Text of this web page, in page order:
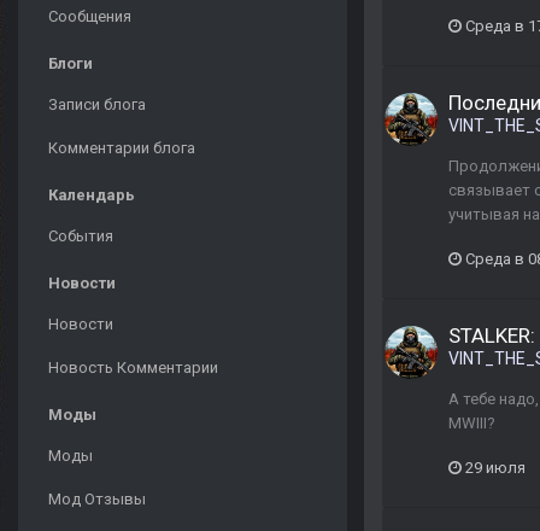
Сообщения
Блоги
Записи блога
Комментарии блога
Календарь
События
Новости
Новости
Новость Комментарии
Моды
Моды
Мод Отзывы
Среда в
связывает
учитывая
Среда в
А тебе
MWIII?
29 июля